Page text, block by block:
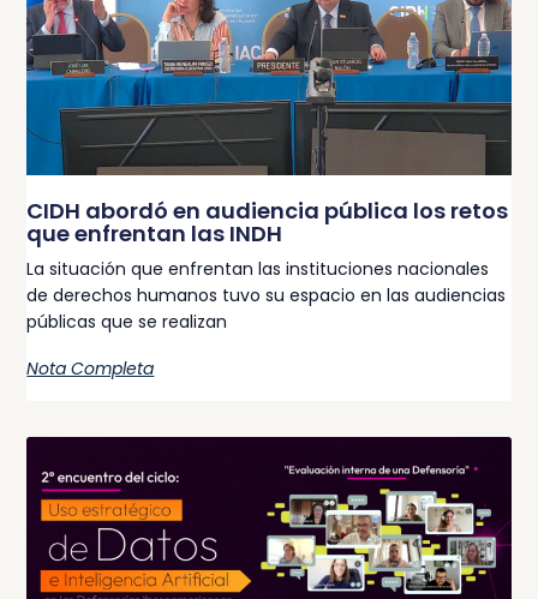
CIDH abordó en audiencia pública los retos
que enfrentan las INDH
La situación que enfrentan las instituciones nacionales
de derechos humanos tuvo su espacio en las audiencias
públicas que se realizan
Nota Completa